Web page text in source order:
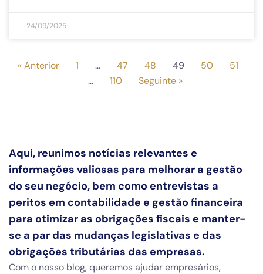
24/09/2025
« Anterior 1 … 47 48 49 50
51
…
110 Seguinte »
Aqui, reunimos notícias relevantes e
informações valiosas para melhorar a gestão
do seu negócio, bem como entrevistas a
peritos em contabilidade e gestão financeira
para otimizar as obrigações fiscais e manter-
se a par das mudanças legislativas e das
obrigações tributárias das empresas.
Com o nosso blog, queremos ajudar empresários,